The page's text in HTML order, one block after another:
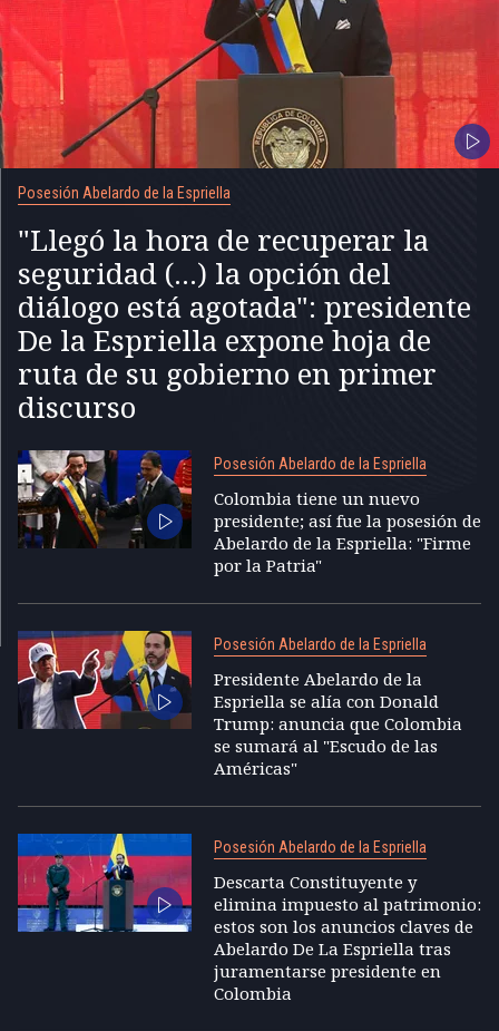
Posesión Abelardo de la Espriella
"Llegó la hora de recuperar la
seguridad (...) la opción del
diálogo está agotada": presidente
De la Espriella expone hoja de
ruta de su gobierno en primer
discurso
Posesión Abelardo de la Espriella
Colombia tiene un nuevo
presidente; así fue la posesión de
Abelardo de la Espriella: "Firme
por la Patria"
Posesión Abelardo de la Espriella
Presidente Abelardo de la
Espriella se alía con Donald
Trump: anuncia que Colombia
se sumará al "Escudo de las
Américas"
Posesión Abelardo de la Espriella
Descarta Constituyente y
elimina impuesto al patrimonio:
estos son los anuncios claves de
Abelardo De La Espriella tras
juramentarse presidente en
Colombia